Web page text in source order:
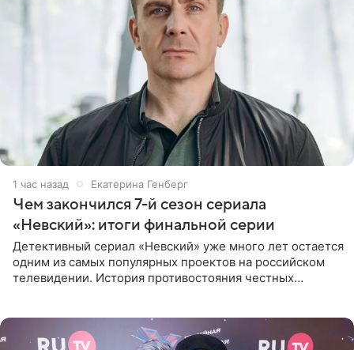
1 час назад Екатерина Генберг
Чем закончился 7-й сезон сериала
«Невский»: итоги финальной серии
Детективный сериал «Невский» уже много лет остается
одним из самых популярных проектов на российском
телевидении. История противостояния честных